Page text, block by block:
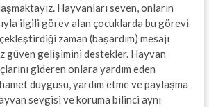
Hayvanları seven, onların
ilgili görev alan çocuklarda bu görevi
zaman (başardım) mesajı
güven gelişimini destekler. Hayvan
gideren onlara yardım eden
duygusu, yardım etme ve paylaşma
sevgisi ve koruma bilinci aynı